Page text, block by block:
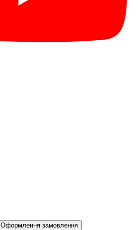
Оформлення замовлення